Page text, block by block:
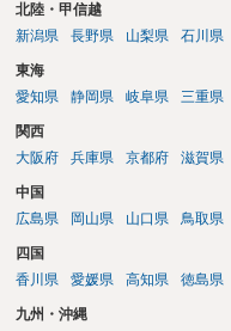
北陸・甲信越
新潟県
長野県 山梨県 石川県
東海
愛知県
静岡県 岐阜県 三重県
関西
大阪府
兵庫県 京都府 滋賀県
中国
広島県
岡山県 山口県 鳥取県
四国
香川県
愛媛県 高知県 徳島県
九州・沖縄